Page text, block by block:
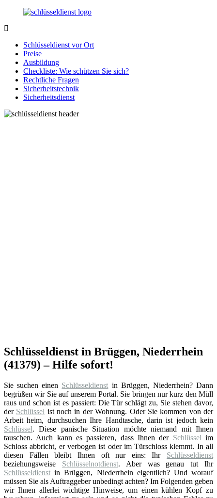
Zurück
Inhalt
Notlage
wird
gelöst!
Schlüsseldienst vor Ort
Preise
Ausbildung
Checkliste: Wie schützen Sie sich?
Rechtliche Fragen
Sicherheitstechnik
Sicherheitsdienst
Schlüsseldienst in Brüggen, Niederrhein
(41379) – Hilfe sofort!
Sie suchen einen Schlüsseldienst in Brüggen, Niederrhein? Dann
begrüßen wir Sie auf unserem Portal. Sie bringen nur kurz den Müll
raus und schon ist es passiert: Die Tür schlägt zu, Sie stehen davor,
der Schlüssel ist noch in der Wohnung. Oder Sie kommen von der
Arbeit heim, durchsuchen Ihre Handtasche, darin ist jedoch kein
Schlüssel. Diese panische Situation möchte niemand mit Ihnen
tauschen. Auch kann es passieren, dass Ihnen der Schlüssel im
Schloss abbricht, er verbogen ist oder im Türschloss klemmt. In all
diesen Fällen bleibt Ihnen oft nur eins: Ihr Schlüsseldienst
beziehungsweise Schlüsselnotdienst. Aber was genau tut Ihr
Schlüsseldienst in Brüggen, Niederrhein eigentlich? Und worauf
müssen Sie als Auftraggeber unbedingt achten? Im Folgenden geben
wir Ihnen allerlei wichtige Hinweise, um einen kühlen Kopf zu